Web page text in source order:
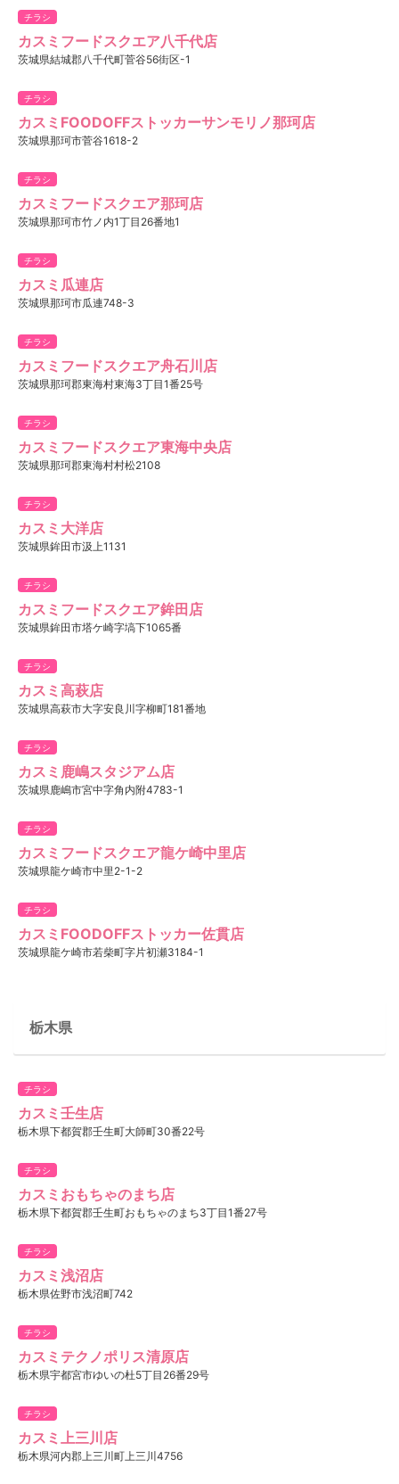
チラシ
カスミフードスクエア八千代店
茨城県結城郡八千代町菅谷56街区-1
チラシ
カスミFOODOFFストッカーサンモリノ那珂店
茨城県那珂市菅谷1618-2
チラシ
カスミフードスクエア那珂店
茨城県那珂市竹ノ内1丁目26番地1
チラシ
カスミ瓜連店
茨城県那珂市瓜連748-3
チラシ
カスミフードスクエア舟石川店
茨城県那珂郡東海村東海3丁目1番25号
チラシ
カスミフードスクエア東海中央店
茨城県那珂郡東海村村松2108
チラシ
カスミ大洋店
茨城県鉾田市汲上1131
チラシ
カスミフードスクエア鉾田店
茨城県鉾田市塔ケ崎字塙下1065番
チラシ
カスミ高萩店
茨城県高萩市大字安良川字柳町181番地
チラシ
カスミ鹿嶋スタジアム店
茨城県鹿嶋市宮中字角内附4783-1
チラシ
カスミフードスクエア龍ケ崎中里店
茨城県龍ケ崎市中里2-1-2
チラシ
カスミFOODOFFストッカー佐貫店
茨城県龍ケ崎市若柴町字片初瀬3184-1
栃木県
チラシ
カスミ壬生店
栃木県下都賀郡壬生町大師町30番22号
チラシ
カスミおもちゃのまち店
栃木県下都賀郡壬生町おもちゃのまち3丁目1番27号
チラシ
カスミ浅沼店
栃木県佐野市浅沼町742
チラシ
カスミテクノポリス清原店
栃木県宇都宮市ゆいの杜5丁目26番29号
チラシ
カスミ上三川店
栃木県河内郡上三川町上三川4756